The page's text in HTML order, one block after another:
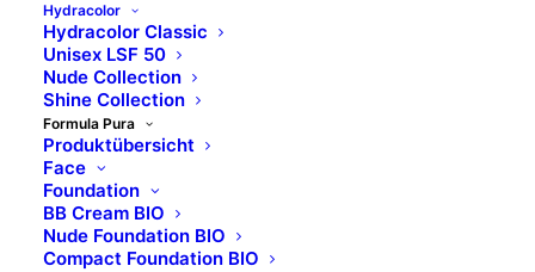
Hydracolor
Hydracolor Classic
Unisex LSF 50
Nude Collection
Shine Collection
Formula Pura
Produktübersicht
Face
Foundation
BB Cream BIO
Nude Foundation BIO
Compact Foundation BIO
HEXANEDIOL, CAPRYLYL GLYCOL, ARGANIA
SPINOSA KERNEL OIL, ETHYL VANILLIN,
HELIANTHUS ANNUUS SEED OIL, ROSA MOSCHATA
SEED OIL, PRUNUS ARMENIACA KERNEL OIL,
ROSMARINUS OFFICINALIS LEAF EXTRACT,
LAUROYL LYSINE, GLYCERYL OLEATE,
POLYGLYCERYL-3 POLYRICINOLEATE, C10-18
TRIGLYCERIDES, TIN OXIDE; +/-: CI 77891, CI 77492,
CI 19140, CI 15850, CI 77491, CI 77499, CI 42090, CI